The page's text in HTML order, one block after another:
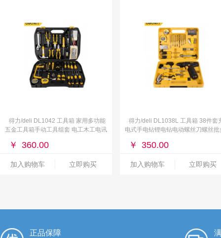
得力/deli DL1042 工具箱 家用多功能
五金工具箱手动工具组套 电工木工电讯
￥ 360.00
加入购物车 立即购买
得力/deli DL1038L 工具箱 38件套
电式手电钻锂电钻电动螺丝刀螺丝批
￥ 350.00
加入购物车 立即购买
正品保障